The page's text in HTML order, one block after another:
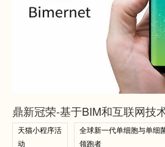
查看案例
查看案例
鼎新冠荣-基于BIM和互联网技
天猫小程序活
动
全球新一代单细胞与单细
领跑者